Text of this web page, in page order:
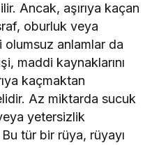
Ancak, aşırıya kaçan
oburluk veya
anlamlar da
maddi kaynaklarını
kaçmaktan
Az miktarda sucuk
yetersizlik
tür bir rüya, rüyayı